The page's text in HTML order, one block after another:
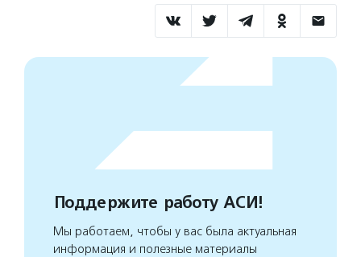
Поддержите работу АСИ!
Мы работаем, чтобы у вас была актуальная
информация и полезные материалы